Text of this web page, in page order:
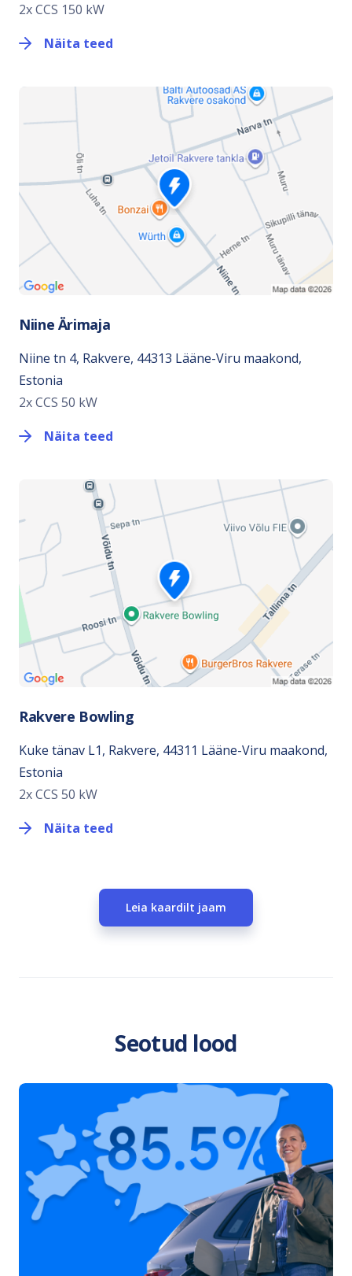
2x CCS 150 kW
Näita teed
Niine Ärimaja
Niine tn 4, Rakvere, 44313 Lääne-Viru maakond,
Estonia
2x CCS 50 kW
Näita teed
Rakvere Bowling
Kuke tänav L1, Rakvere, 44311 Lääne-Viru maakond,
Estonia
2x CCS 50 kW
Näita teed
Leia kaardilt jaam
Seotud lood